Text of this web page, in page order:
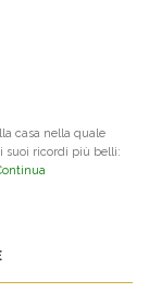
casa nella quale
suoi ricordi più belli: